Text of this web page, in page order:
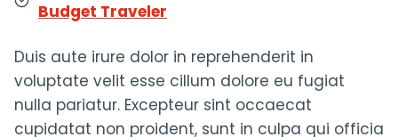
Budget Traveler
Duis aute irure dolor in reprehenderit in
voluptate velit esse cillum dolore eu fugiat
nulla pariatur. Excepteur sint occaecat
cupidatat non proident, sunt in culpa qui officia